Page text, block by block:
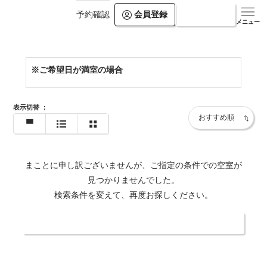
予約確認 会員登録
メニュー
https://www.villa-rikyu.jp/honkan/
※ご希望日が満室の場合
表示切替 ：
まことに申し訳ございませんが、ご指定の条件での空室が
見つかりませんでした。
検索条件を変えて、再度お探しください。